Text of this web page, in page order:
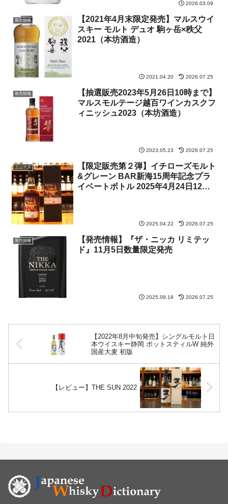
2026.03.09
発売情報
【2021年4月末限定発売】マルスウイ
スキー モルト デュオ 駒ヶ岳×秩父
2021（本坊酒造）
2021.04.20 2026.07.25
発売情報
【抽選販売2023年5月26日10時まで】
マルスモルテージ越百ワインカスクフ
ィニッシュ2023（本坊酒造）
2023.05.23 2026.07.25
ニュース
【限定販売第２弾】イチローズモルト
&グレーン BAR新海15周年記念プラ
イベートボトル 2025年4月24日12時
2025.04.22 2026.07.25
発売情報
【発売情報】『ザ・ニッカ リミテッ
ド』11月5日数量限定発売
2025.09.19 2026.07.25
【2022年8月中旬発売】シングルモルト日
本ウイスキー静岡 ポットスティルW 純外
国産大麦 初版
【レビュー】THE SUN 2022